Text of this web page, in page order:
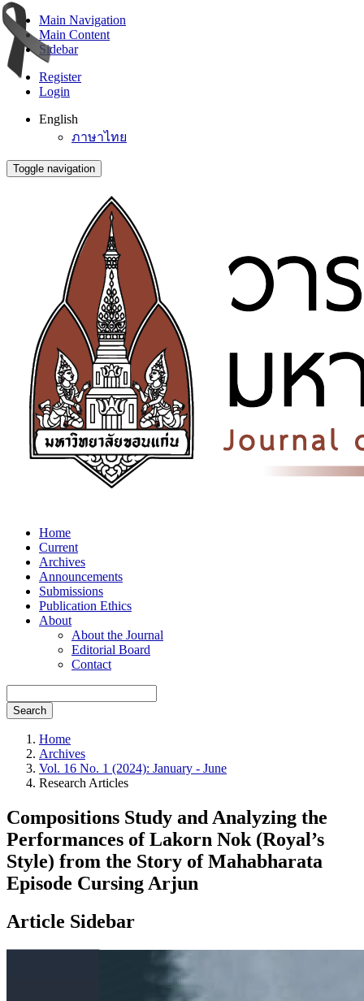
Main Navigation
Main Content
Sidebar
Register
Login
English
ภาษาไทย
Toggle navigation
Home
Current
Archives
Announcements
Submissions
Publication Ethics
About
About the Journal
Editorial Board
Contact
Search
Home
Archives
Vol. 16 No. 1 (2024): January - June
Research Articles
Compositions Study and Analyzing the
Performances of Lakorn Nok (Royal’s
Style) from the Story of Mahabharata
Episode Cursing Arjun
Article Sidebar